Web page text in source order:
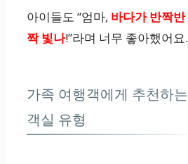
아이들도 “엄마, 바다가 반짝반
짝 빛나!”라며 너무 좋아했어요.
가족 여행객에게 추천하는
객실 유형